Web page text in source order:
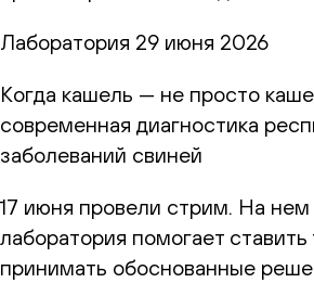
Лаборатория 29 июня 2026
Когда кашель — не просто
современная диагностика
заболеваний свиней
17 июня провели стрим. На нем
лаборатория помогает
принимать обоснованные